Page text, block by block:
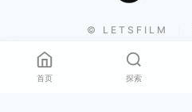
© LETSFILM
首页 探索